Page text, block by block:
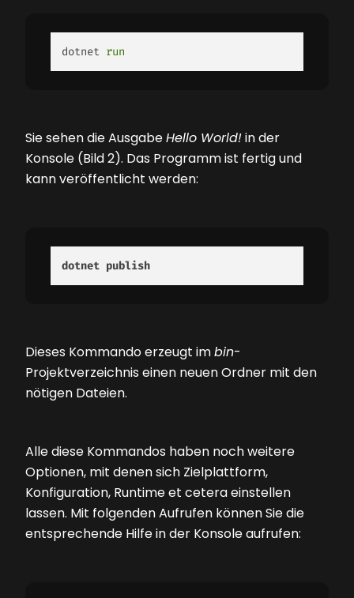
dotnet run
Sie sehen die AusgabeHello World!in der
Konsole (Bild 2). Das Programm ist fertig und
kann veröffentlicht werden:
dotnet publish
Dieses Kommando erzeugt imbin-
Projektverzeichnis einen neuen Ordner mit den
nötigen Dateien.
Alle diese Kommandos haben noch weitere
Optionen, mit denen sich Zielplattform,
Konfiguration, Runtime et cetera einstellen
lassen. Mit folgenden Aufrufen können Sie die
entsprechende Hilfe in der Konsole aufrufen: